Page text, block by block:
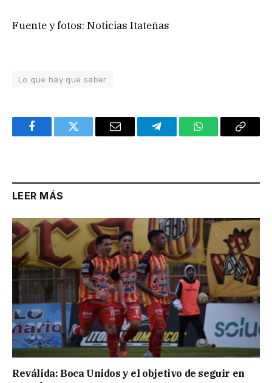
Fuente y fotos: Noticias Itateñas
Lo que hay que saber
FacebookTwitter Email TelegramWhatsAppCopy
LEER MÁS
Reválida: Boca Unidos y el objetivo de seguir en